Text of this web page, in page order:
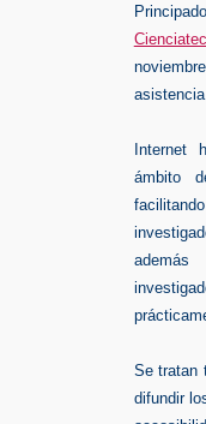
asistencia
Internet
ámbito
además
Se tratan
difundir